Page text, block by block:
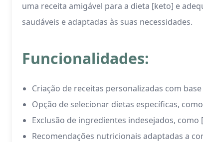
uma receita amigável para a dieta [keto] e
saudáveis e adaptadas às suas necessidades.
Funcionalidades:
Criação de receitas personalizadas com
Opção de selecionar dietas específicas,
Exclusão de ingredientes indesejados, como
Recomendações nutricionais adaptadas a